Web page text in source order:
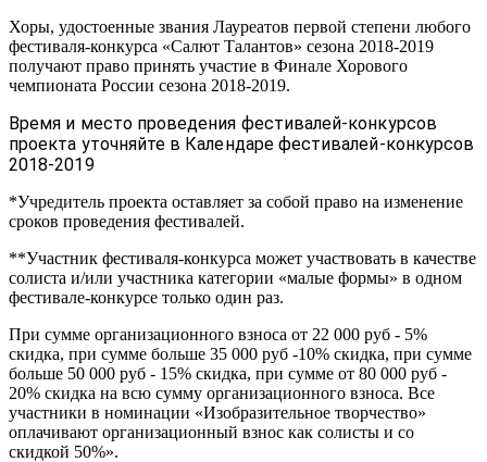
Хоры, удостоенные звания Лауреатов первой степени любого
фестиваля-конкурса «Салют Талантов» сезона 2018-2019
получают право принять участие в Финале Хорового
чемпионата России сезона 2018-2019.
Время и место проведения фестивалей-конкурсов
проекта уточняйте в Календаре фестивалей-конкурсов
2018-2019
*Учредитель проекта оставляет за собой право на изменение
сроков проведения фестивалей.
**Участник фестиваля-конкурса может участвовать в качестве
солиста и/или участника категории «малые формы» в одном
фестивале-конкурсе только один раз.
При сумме организационного взноса от 22 000 руб - 5%
скидка, при сумме больше 35 000 руб -10% скидка, при сумме
больше 50 000 руб - 15% скидка, при сумме от 80 000 руб -
20% скидка на всю сумму организационного взноса. Все
участники в номинации «Изобразительное творчество»
оплачивают организационный взнос как солисты и со
скидкой 50%».